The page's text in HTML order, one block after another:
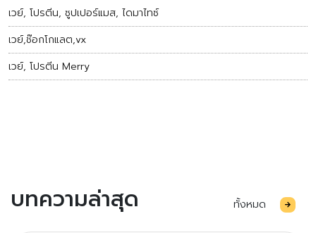
เวย์, โปรตีน, ซูปเปอร์แมส, ไดมาไทซ์
เวย์,ช๊อกโกแลต,vx
เวย์, โปรตีน Merry
บทความล่าสุด ทั้งหมด